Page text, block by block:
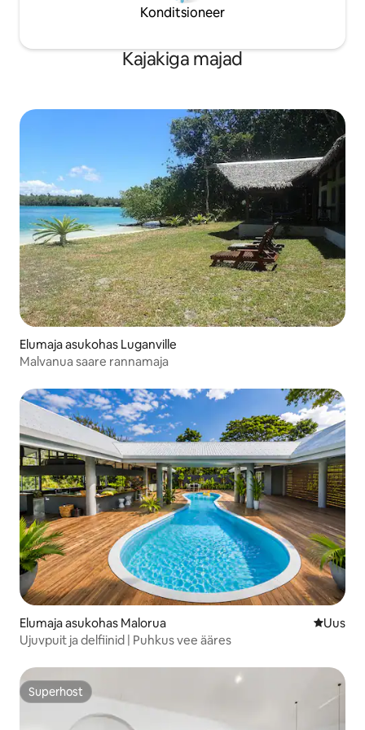
Konditsioneer
Kajakiga majad
Elumaja asukohas Luganville
Malvanua saare rannamaja
Elumaja asukohas Malorua Uus
Uus
Ujuvpuit ja delfiinid | Puhkus vee ääres
Superhost
Superhost